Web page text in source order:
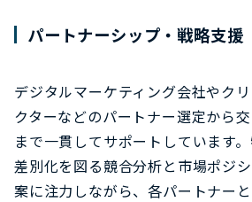
パートナーシップ・戦略支援
デジタルマーケティング会社やク
クターなどのパートナー選定から
まで一貫してサポートしています
差別化を図る競合分析と市場ポジ
案に注力しながら、各パートナー